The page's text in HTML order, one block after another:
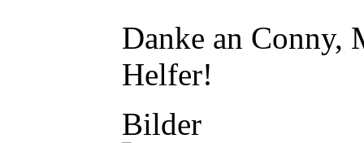
Danke an Conny,
Helfer!
Bilder